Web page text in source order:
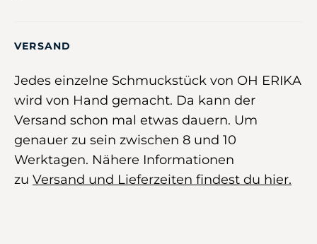
VERSAND
Jedes einzelne Schmuckstück von OH ERIKA
wird von Hand gemacht. Da kann der
Versand schon mal etwas dauern. Um
genauer zu sein zwischen 8 und 10
Werktagen. Nähere Informationen
zu Versand und Lieferzeiten findest du hier.